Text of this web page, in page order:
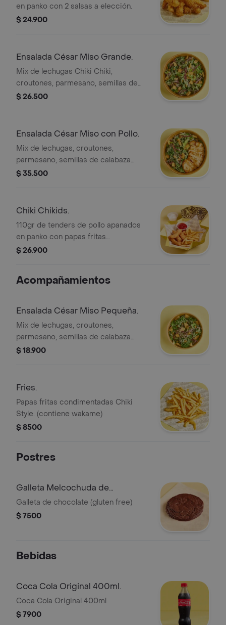
en panko con 2 salsas a elección.
$ 24.900
Ensalada César Miso Grande.
Mix de lechugas Chiki Chiki,
croutones, parmesano, semillas de
calabaza tostadas con condimentos y
$ 26.500
Ensalada César Miso con Pollo.
Mix de lechugas, croutones,
parmesano, semillas de calabaza
tostadas y aderezo César Miso
$ 35.500
Chiki Chikids.
110gr de tenders de pollo apanados
en panko con papas fritas
condimentadas Chiki Style y 2 salsas
$ 26.900
Acompañamientos
Ensalada César Miso Pequeña.
Mix de lechugas, croutones,
parmesano, semillas de calabaza
tostadas y aderezo César Miso.
$ 18.900
Fries.
Papas fritas condimentadas Chiki
Style. (contiene wakame)
$ 8500
Postres
Galleta Melcochuda de
Chocolate.
Galleta de chocolate (gluten free)
$ 7500
Bebidas
Coca Cola Original 400ml.
Coca Cola Original 400ml
$ 7900